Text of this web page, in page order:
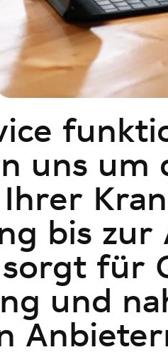
uns um
Ihrer
bis zur
sorgt für
und